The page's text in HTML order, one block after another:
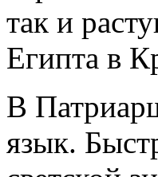
так и
Египта в
В
язык.